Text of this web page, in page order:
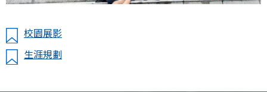
校園展影
生涯規劃